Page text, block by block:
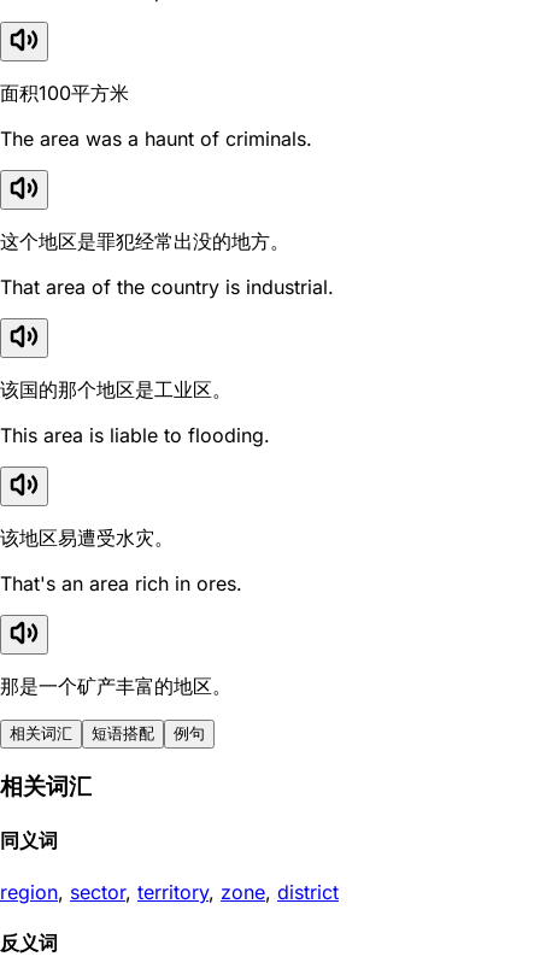
面积100平方米
The area was a haunt of criminals.
这个地区是罪犯经常出没的地方。
That area of the country is industrial.
该国的那个地区是工业区。
This area is liable to flooding.
该地区易遭受水灾。
That's an area rich in ores.
那是一个矿产丰富的地区。
相关词汇 短语搭配 例句
相关词汇
同义词
region, sector, territory, zone, district
反义词